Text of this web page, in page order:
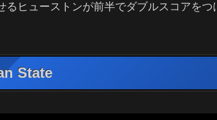
るヒューストンが前半でダブルスコアを
State